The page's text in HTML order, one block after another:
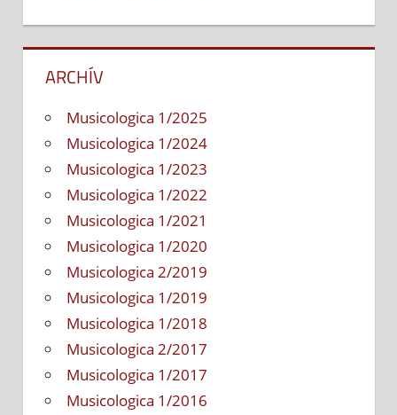
ARCHÍV
Musicologica 1/2025
Musicologica 1/2024
Musicologica 1/2023
Musicologica 1/2022
Musicologica 1/2021
Musicologica 1/2020
Musicologica 2/2019
Musicologica 1/2019
Musicologica 1/2018
Musicologica 2/2017
Musicologica 1/2017
Musicologica 1/2016